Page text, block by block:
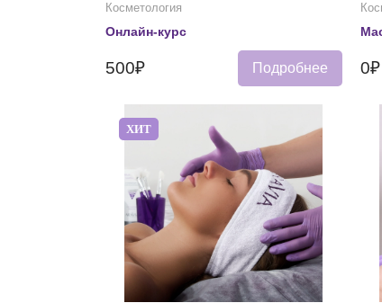
Косметология
Онлайн-курс
500₽ Подробнее 0₽
ХИТ